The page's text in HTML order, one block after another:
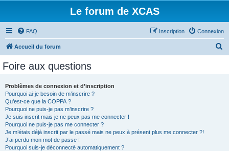
Le forum de XCAS
FAQ Connexion
Inscription
Accueil du forum
Foire aux questions
Problèmes de connexion et d’inscription
Pourquoi ai-je besoin de m’inscrire ?
Qu’est-ce que la COPPA ?
Pourquoi ne puis-je pas m’inscrire ?
Je suis inscrit mais je ne peux pas me connecter !
Pourquoi ne puis-je pas me connecter ?
Je m’étais déjà inscrit par le passé mais ne peux à présent plus me connecter ?!
J’ai perdu mon mot de passe !
Pourquoi suis-je déconnecté automatiquement ?